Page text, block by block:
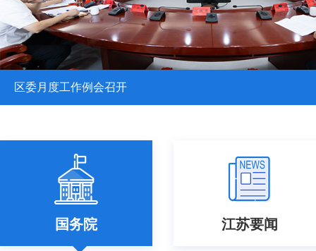
“宠”爱一夏，文明“童”行文明养宠主题日活动开展
国务院 江苏要闻